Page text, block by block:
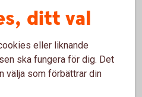
och sjuk-
Läs mer på
pensionsgrundande
ditt val
eller liknande
ska fungera för dig. Det
välja som förbättrar din